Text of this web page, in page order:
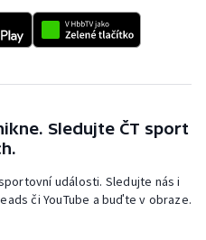
Sledujte ČT sport
události. Sledujte nás i
či YouTube a buďte v obraze.